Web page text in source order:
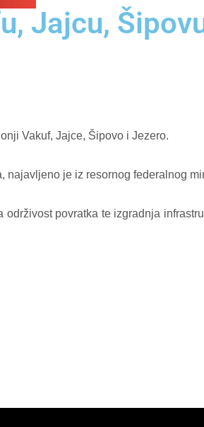
Jajcu,
Vakuf, Jajce, Šipovo i Jezero.
je iz resornog federalnog
povratka te izgradnja